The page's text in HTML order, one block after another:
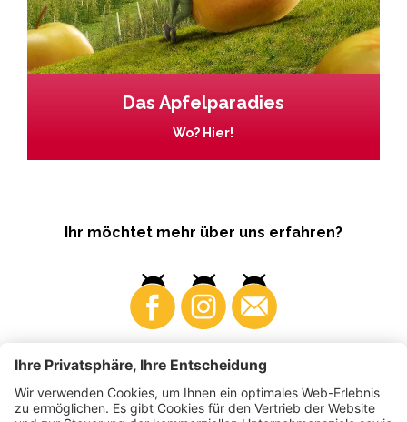
Das Apfelparadies
Wo? Hier!
Ihr möchtet mehr über uns erfahren?
Business Produzenten